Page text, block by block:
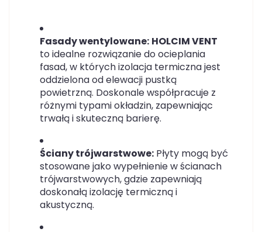
Fasady wentylowane: HOLCIM VENT
to idealne rozwiązanie do ocieplania
fasad, w których izolacja termiczna jest
oddzielona od elewacji pustką
powietrzną. Doskonale współpracuje z
różnymi typami okładzin, zapewniając
trwałą i skuteczną barierę.
Ściany trójwarstwowe: Płyty mogą być
stosowane jako wypełnienie w ścianach
trójwarstwowych, gdzie zapewniają
doskonałą izolację termiczną i
akustyczną.